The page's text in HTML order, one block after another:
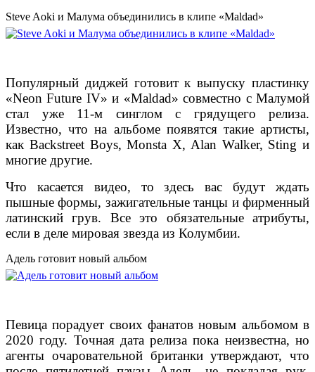
Steve Aoki и Малума объединились в клипе «Maldad»
Популярный диджей готовит к выпуску пластинку
«Neon Future IV» и «Maldad» совместно с Малумой
стал уже 11-м синглом с грядущего релиза.
Известно, что на альбоме появятся такие артисты,
как Backstreet Boys, Monsta X, Alan Walker, Sting и
многие другие.
Что касается видео, то здесь вас будут ждать
пышные формы, зажигательные танцы и фирменный
латинский грув. Все это обязательные атрибуты,
если в деле мировая звезда из Колумбии.
Адель готовит новый альбом
Певица порадует своих фанатов новым альбомом в
2020 году. Точная дата релиза пока неизвестна, но
агенты очаровательной британки утверждают, что